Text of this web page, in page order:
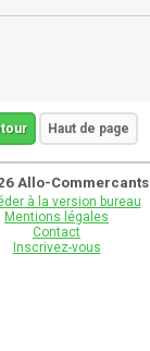
Haut de page
Allo-Commercants
à la version bureau
Mentions légales
Contact
Inscrivez-vous